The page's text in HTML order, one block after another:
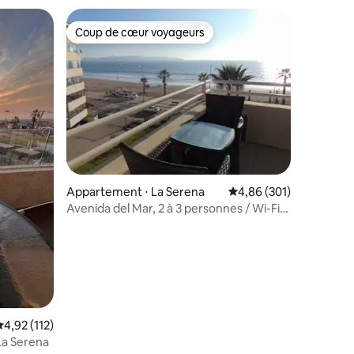
: 4,75 sur 5
appréciés
moyenne sur la base de 112 commentaires : 4,92 sur 5
4,92 (112)
Serena
Coup de cœur voyageurs
Coup de cœur voyageurs
Appartement ⋅ La Serena Évaluation moyenne
4,86 (301)
Avenida del Mar, 2 à 3 personnes / Wi-Fi